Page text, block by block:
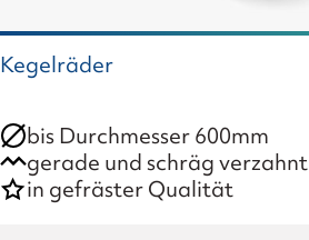
Kegelräder
bis Durchmesser 600mm
gerade und schräg verzahnt
in gefräster Qualität